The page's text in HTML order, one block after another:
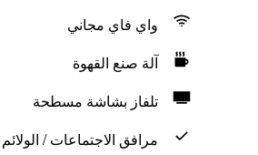
واي فاي مجاني
آلة صنع القهوة
تلفاز بشاشة مسطحة
مرافق الاجتماعات / الولائم